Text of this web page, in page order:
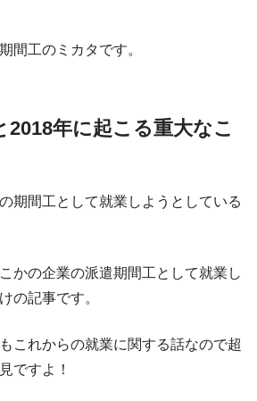
間工のミカタです。
2018年に起こる重大なこ
期間工として就業しようとしている
かの企業の派遣期間工として就業し
の記事です。
これからの就業に関する話なので超
ですよ！